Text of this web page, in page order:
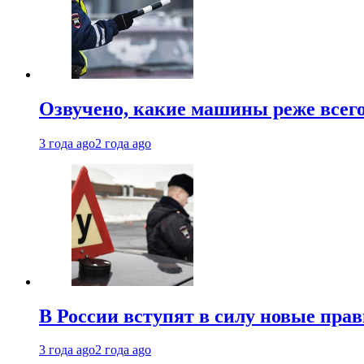
Озвучено, какие машины реже
3 года ago2 года ago
В России вступят в силу новые
3 года ago2 года ago